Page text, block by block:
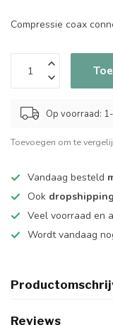
Compressie coax
Op voorraad:
Toevoegen om te
Vandaag besteld
Ook dropshipping
Veel voorraad en
Wordt vandaag
Reviews